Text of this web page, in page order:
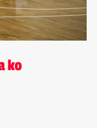
ko